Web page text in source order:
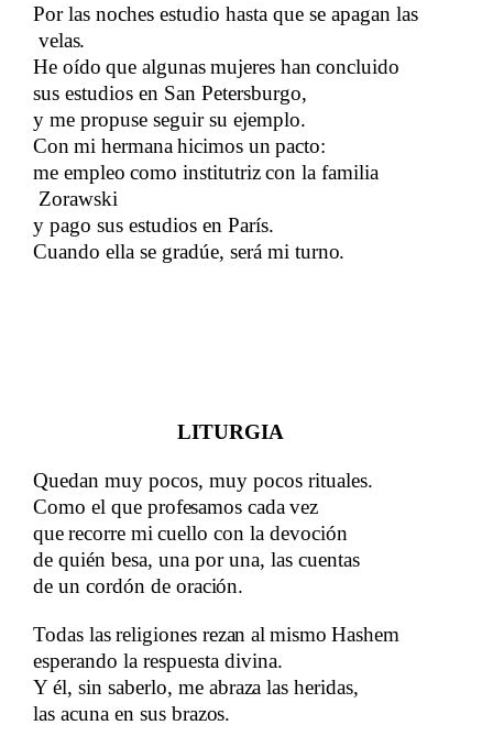
Por las noches estudio hasta que se apagan las​​
velas.
He oído ​​que algunas​​mujeres han ​​concluido​​
sus estudios en San Petersburgo,
y me propuse seguir su ejemplo.
Con ​​mi hermana​​hicimos un ​​pacto:
me empleo ​​como institutriz​​con ​​la familia​​
Zorawski​​
y pago sus estudios en París.
Cuando ella se gradúe, será mi​​ turno.
LITURGIA
Quedan muy pocos, muy pocos rituales.
Como el que​​ profesamos​​ cada​​vez
que​​recorre mi ​​cuello con la devoción​​
de quién besa, una por una, las cuentas
de un cordón de​​ oración.
Todas las​​religiones rezan​​al ​​mismo ​​Hashem
esperando la respuesta divina.
Y él, sin saberlo, me​​ abraza​​las heridas,​​
las acuna en sus​​ brazos.